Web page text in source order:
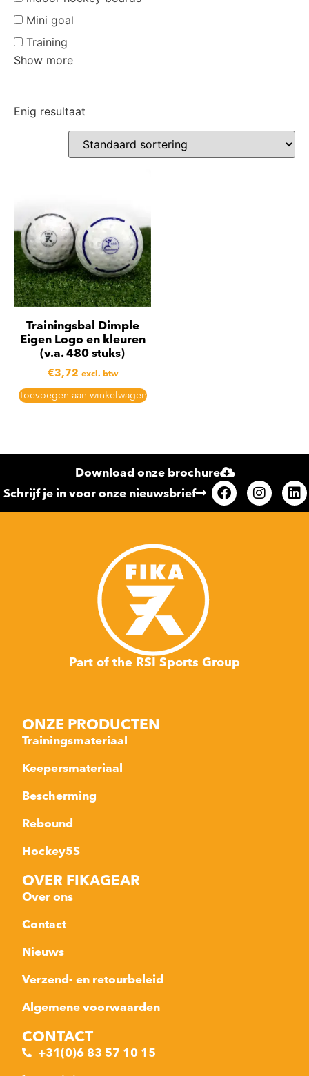
Mini goal
Training
Show more
Enig resultaat
Trainingsbal Dimple
Eigen Logo en kleuren
(v.a. 480 stuks)
€3,72 excl. btw
Toevoegen aan winkelwagen
Download onze brochure
Schrijf je in voor onze nieuwsbrief
Part of the RSI Sports Group
ONZE PRODUCTEN
Trainingsmateriaal
Keepersmateriaal
Bescherming
Rebound
Hockey5S
OVER FIKAGEAR
Over ons
Contact
Nieuws
Verzend- en retourbeleid
Algemene voorwaarden
CONTACT
+31(0)6 83 57 10 15